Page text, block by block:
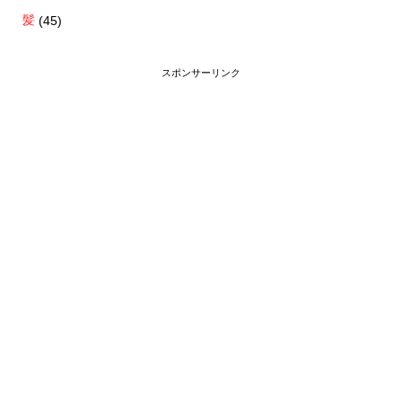
髪(45)
スポンサーリンク